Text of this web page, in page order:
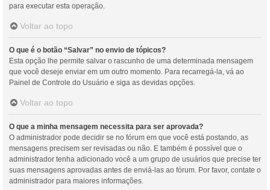
para executar esta operação.
Voltar ao topo
O que é o botão “Salvar” no envio de tópicos?
Esta opção lhe permite salvar o rascunho de uma determinada mensagem
que você deseje enviar em um outro momento. Para recarregá-la, vá ao
Painel de Controle do Usuário e siga as devidas opções.
Voltar ao topo
O que a minha mensagem necessita para ser aprovada?
O administrador pode decidir se no fórum em que você está postando, as
mensagens precisem ser revisadas ou não. E também é possível que o
administrador tenha adicionado você a um grupo de usuários que precise ter
suas mensagens aprovadas antes de enviá-las ao fórum. Por favor, contate o
administrador para maiores informações.